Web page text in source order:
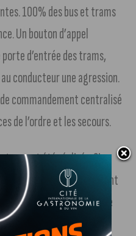
100% des bus et trams
Un bouton d’appel
d’entrée des trams,
conducteur une agression.
commandement centralisé
de l’ordre et les secours.
type ont été réalisés. Si ce
sexistes et sexuelles sont
il confirme aussi que